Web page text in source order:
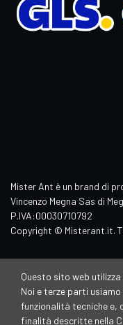
Mister Ant è un brand di
Vincenzo Megna Sas di
P.IVA:00030710792
Copyright © Misterant.it.
Questo sito web utilizza
Noi e terze parti
funzionalità tecniche e,
finalità descritte nella